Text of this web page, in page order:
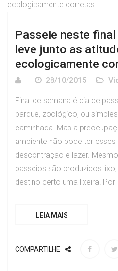
Passeie neste final
leve junto as
ecologicamente
28/10/2015
Final de semana é dia de
parque, zoológico, ou
caminhada. Mas a
ambiente não pode ter
descontração e lazer.
passeios são produzidos
destino certo uma lixeira. Por
LEIA MAIS
COMPARTILHE